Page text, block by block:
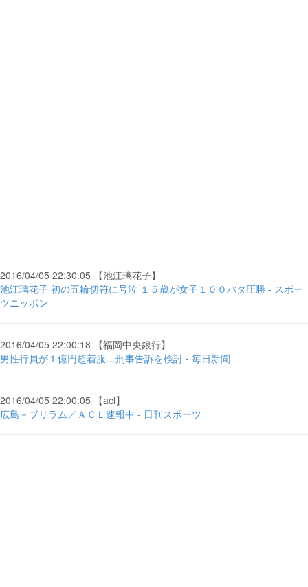
2016/04/05 22:30:05 【池江璃花子】
池江璃花子 初の五輪切符に号泣 １５歳が女子１００バタ圧勝 - スポー
ツニッポン
2016/04/05 22:00:18 【福岡中央銀行】
男性行員が１億円超着服…刑事告訴を検討 - 毎日新聞
2016/04/05 22:00:05 【acl】
広島－ブリラム／ＡＣＬ速報中 - 日刊スポーツ